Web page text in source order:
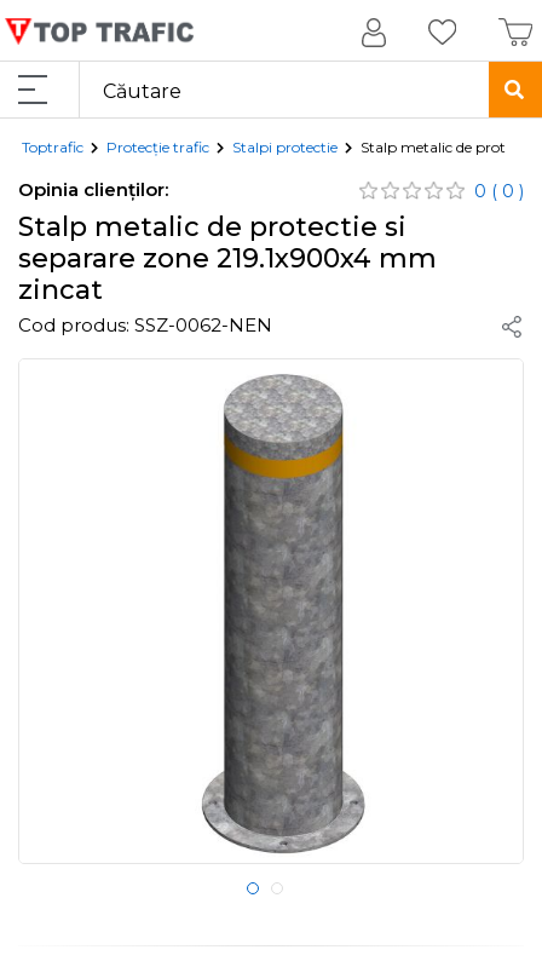
Toptrafic Protecție trafic Stalpi protectie Stalp metalic de
Opinia clienților: 0 ( 0 )
Stalp metalic de protectie si
separare zone 219.1x900x4 mm
zincat
Cod produs: SSZ-0062-NEN